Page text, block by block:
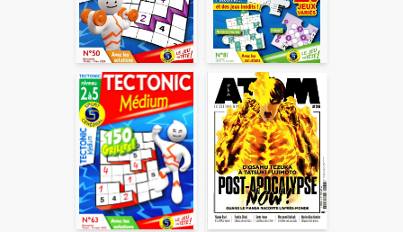
ENVOYER
En partageant du contenu, vous acceptez que ces
informations soient traitées par ADLPartner (groupe
Dékuple), responsable de traitement, pour donner suite à
votre demande de recommandation auprès de votre ami.
Vous certifiez également ne pas envoyer d’email indésirable.
Votre adresse email et celle de votre ami ne sont utilisées que
pour cet envoi à la suite duquel elles seront
automatiquement supprimées. Pour en savoir plus, consultez
notre rubrique "Données personnelles".